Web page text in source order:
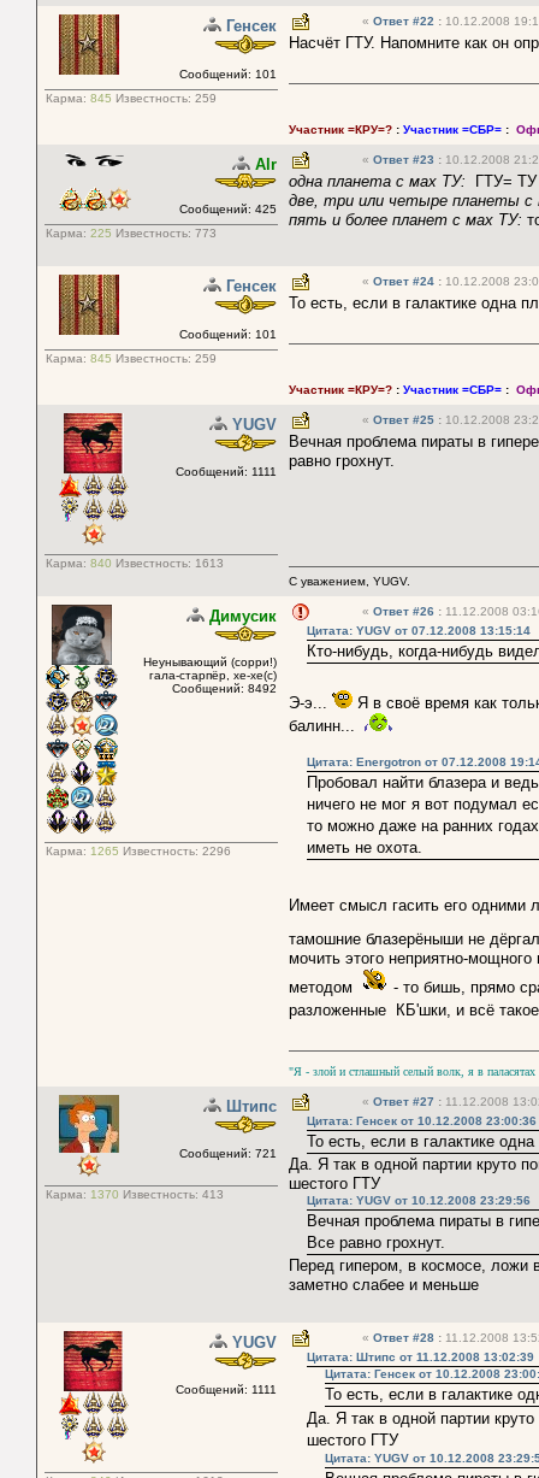
Генсек
Сообщений: 101
Карма: 845 Известность: 259
« Ответ #22 : 10.12.2008
Насчёт ГТУ. Напомните как он
Участник =КРУ=? : Участник =СБР= :
Alr
Сообщений: 425
Карма: 225 Известность: 773
« Ответ #23 : 10.12.2008
одна планета с мах ТУ: ГТУ= ТУ
две, три или четыре планеты с
пять и более планет с мах ТУ:
Генсек
Сообщений: 101
Карма: 845 Известность: 259
« Ответ #24 : 10.12.2008
То есть, если в галактике одна
Участник =КРУ=? : Участник =СБР= :
YUGV
Сообщений: 1111
Карма: 840 Известность: 1613
« Ответ #25 : 10.12.2008
Вечная проблема пираты в
равно грохнут.
С уважением, YUGV.
Димусик
Неунывающий (сорри!)
гала-старпёр, хе-хе(с)
Сообщений: 8492
Карма: 1265 Известность: 2296
« Ответ #26 : 11.12.2008
Цитата: YUGV от 07.12.2008 13:15:14
Кто-нибудь, когда-нибудь
Э-э...
Я в своё время как
балинн...
Цитата: Energotron от 07.12.2008
Пробовал найти блазера и
ничего не мог я вот подумал
то можно даже на ранних
иметь не охота.
Имеет смысл гасить его одними
тамошние блазерёныши не
мочить этого неприятно-
методом
- то бишь, прямо
разложенные КБ'шки, и всё
"Я - злой и стлашный селый волк, я в
Штипс
Сообщений: 721
Карма: 1370 Известность: 413
« Ответ #27 : 11.12.2008
Цитата: Генсек от 10.12.2008 23:00:36
То есть, если в галактике
Да. Я так в одной партии круто
шестого ГТУ
Цитата: YUGV от 10.12.2008 23:29:56
Вечная проблема пираты в
Все равно грохнут.
Перед гипером, в космосе, ложи
заметно слабее и меньше
YUGV
Сообщений: 1111
« Ответ #28 : 11.12.2008
Цитата: Штипс от 11.12.2008 13:02:39
Цитата: Генсек от 10.12.2008
То есть, если в галактике
Да. Я так в одной партии
шестого ГТУ
Цитата: YUGV от 10.12.2008